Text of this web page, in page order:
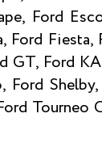
Ford
GT, Ford